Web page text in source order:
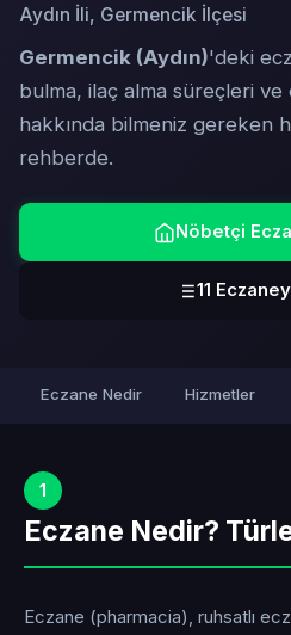
Aydın İli, Germencik İlçesi
Germencik (Aydın)'deki
bulma, ilaç alma süreçleri ve
hakkında bilmeniz gereken
rehberde.
Nöbetçi
11
Eczane Nedir Hizmetler
1
Eczane Nedir?
Eczane (pharmacia), ruhsatlı